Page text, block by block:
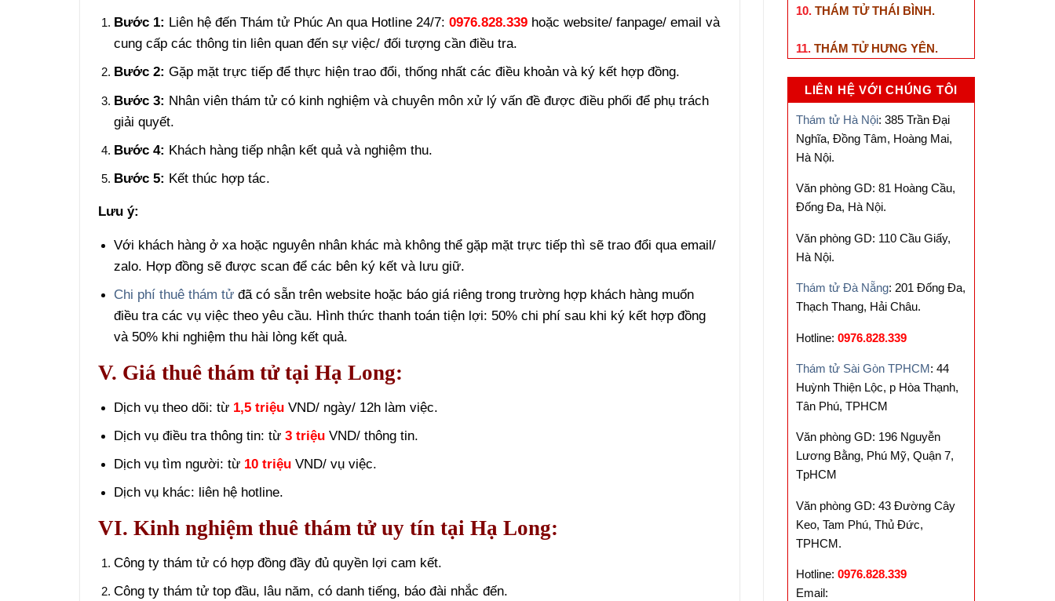
Bước 1: Liên hệ đến Thám tử Phúc An qua Hotline 24/7: 0976.828.339hoặc website/ fanpage/ email và
cung cấp các thông tin liên quan đến sự việc/ đối tượng cần điều tra.
Bước 2: Gặp mặt trực tiếp để thực hiện trao đổi, thống nhất các điều khoản và ký kết hợp đồng.
Bước 3: Nhân viên thám tử có kinh nghiệm và chuyên môn xử lý vấn đề được điều phối để phụ trách
giải quyết.
Bước 4: Khách hàng tiếp nhận kết quả và nghiệm thu.
Bước 5: Kết thúc hợp tác.
Lưu ý:
Với khách hàng ở xa hoặc nguyên nhân khác mà không thể gặp mặt trực tiếp thì sẽ trao đổi qua email/
zalo. Hợp đồng sẽ được scan để các bên ký kết và lưu giữ.
Chi phí thuê thám tửđã có sẵn trên website hoặc báo giá riêng trong trường hợp khách hàng muốn
điều tra các vụ việc theo yêu cầu. Hình thức thanh toán tiện lợi: 50% chi phí sau khi ký kết hợp đồng
và 50% khi nghiệm thu hài lòng kết quả.
V. Giá thuê thám tử tại Hạ Long:
Dịch vụ theo dõi: từ 1,5 triệuVND/ ngày/ 12h làm việc.
Dịch vụ điều tra thông tin: từ 3 triệuVND/ thông tin.
Dịch vụ tìm người: từ 10 triệu VND/ vụ việc.
Dịch vụ khác: liên hệ hotline.
VI. Kinh nghiệm thuê thám tử uy tín tại Hạ Long:
Công ty thám tử có hợp đồng đầy đủ quyền lợi cam kết.
Công ty thám tử top đầu, lâu năm, có danh tiếng, báo đài nhắc đến.
10. THÁM TỬ THÁI BÌNH.
11. THÁM TỬ HƯNG YÊN.
LIÊN HỆ VỚI CHÚNG TÔI
Thám tử Hà Nội: 385 Trần Đại
Nghĩa, Đồng Tâm, Hoàng Mai,
Hà Nội.
Văn phòng GD: 81 Hoàng Cầu,
Đống Đa, Hà Nội.
Văn phòng GD: 110 Cầu Giấy,
Hà Nội.
Thám tử Đà Nẵng: 201 Đống Đa,
Thạch Thang, Hải Châu.
Hotline: 0976.828.339
Thám tử Sài Gòn TPHCM: 44
Huỳnh Thiện Lộc, p Hòa Thạnh,
Tân Phú, TPHCM
Văn phòng GD: 196 Nguyễn
Lương Bằng, Phú Mỹ, Quận 7,
TpHCM
Văn phòng GD: 43 Đường Cây
Keo, Tam Phú, Thủ Đức,
TPHCM.
Hotline: 0976.828.339
Email: